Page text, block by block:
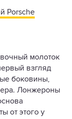
Porsche
молоток
взгляд
боковины,
Лонжероны
от этого у